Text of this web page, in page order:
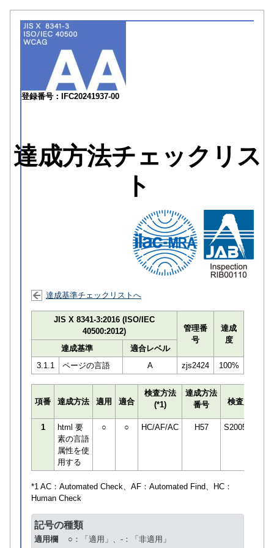
登録番号：IFC20241937-00
達成方法チェックリス
ト
達成基準チェックリストへ
JIS X 8341-3:2016 (ISO/IEC
40500:2012)
管理番
号
達成
度
達成基準
適合レベル
3.1.1
ページの言語 A zjs2424 100%
項番 達成方法 適用 適合
検査方法
(*1)
達成方法
番号
検査員
1
html 要
素の言語
属性を使
用する
○ ○ HC/AF/AC H57 S200589
*1 AC： Automated Check、AF： Automated Find、HC：
Human Check
記号の種類
適用欄 ○：「適用」、-：「非適用」